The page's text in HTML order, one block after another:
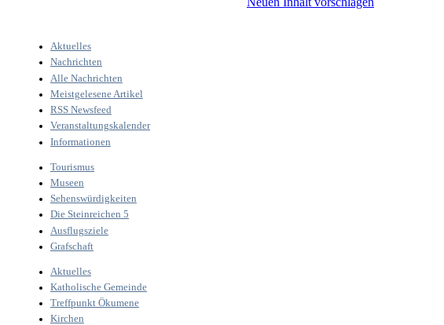
Aktuelles
Nachrichten
Alle Nachrichten
Meistgelesene Artikel
RSS Newsfeed
Veranstaltungskalender
Informationen
Tourismus
Museen
Sehenswürdigkeiten
Die Steinreichen 5
Ausflugsziele
Grafschaft
Aktuelles
Katholische Gemeinde
Treffpunkt Ökumene
Kirchen